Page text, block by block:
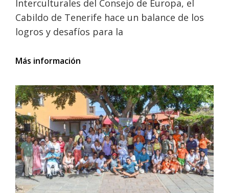
Interculturales del Consejo de Europa, el
Cabildo de Tenerife hace un balance de los
logros y desafíos para la
Más información
su
carácter
intercultural